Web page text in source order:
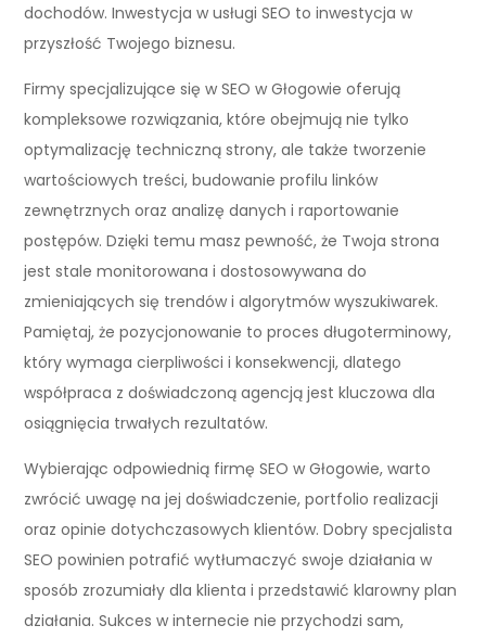
dochodów. Inwestycja w usługi SEO to inwestycja w
przyszłość Twojego biznesu.
Firmy specjalizujące się w SEO w Głogowie oferują
kompleksowe rozwiązania, które obejmują nie tylko
optymalizację techniczną strony, ale także tworzenie
wartościowych treści, budowanie profilu linków
zewnętrznych oraz analizę danych i raportowanie
postępów. Dzięki temu masz pewność, że Twoja strona
jest stale monitorowana i dostosowywana do
zmieniających się trendów i algorytmów wyszukiwarek.
Pamiętaj, że pozycjonowanie to proces długoterminowy,
który wymaga cierpliwości i konsekwencji, dlatego
współpraca z doświadczoną agencją jest kluczowa dla
osiągnięcia trwałych rezultatów.
Wybierając odpowiednią firmę SEO w Głogowie, warto
zwrócić uwagę na jej doświadczenie, portfolio realizacji
oraz opinie dotychczasowych klientów. Dobry specjalista
SEO powinien potrafić wytłumaczyć swoje działania w
sposób zrozumiały dla klienta i przedstawić klarowny plan
działania. Sukces w internecie nie przychodzi sam,